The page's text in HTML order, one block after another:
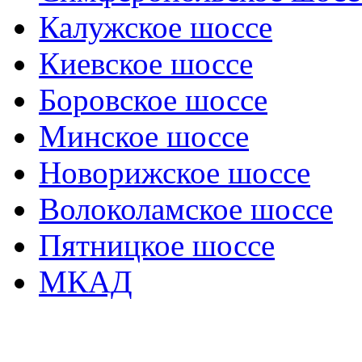
Калужское шоссе
Киевское шоссе
Боровское шоссе
Минское шоссе
Новорижское шоссе
Волоколамское шоссе
Пятницкое шоссе
МКАД